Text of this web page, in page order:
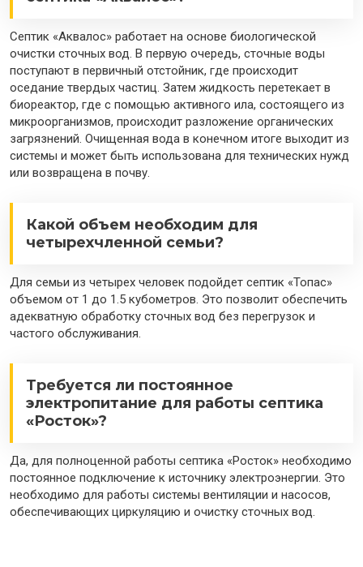
Септик «Аквалос» работает на основе биологической
очистки сточных вод. В первую очередь, сточные воды
поступают в первичный отстойник, где происходит
оседание твердых частиц. Затем жидкость перетекает в
биореактор, где с помощью активного ила, состоящего из
микроорганизмов, происходит разложение органических
загрязнений. Очищенная вода в конечном итоге выходит из
системы и может быть использована для технических нужд
или возвращена в почву.
Какой объем необходим для
четырехчленной семьи?
Для семьи из четырех человек подойдет септик «Топас»
объемом от 1 до 1.5 кубометров. Это позволит обеспечить
адекватную обработку сточных вод без перегрузок и
частого обслуживания.
Требуется ли постоянное
электропитание для работы септика
«Росток»?
Да, для полноценной работы септика «Росток» необходимо
постоянное подключение к источнику электроэнергии. Это
необходимо для работы системы вентиляции и насосов,
обеспечивающих циркуляцию и очистку сточных вод.